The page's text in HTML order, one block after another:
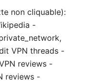
non cliquable):
-
VPN threads -
reviews -
reviews -